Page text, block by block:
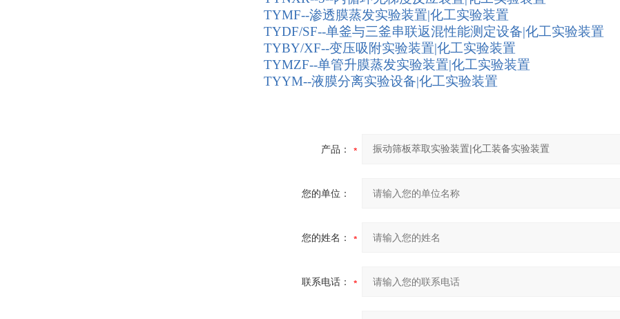
TYMF--渗透膜蒸发实验装置|化工实验装置
TYDF/SF--单釜与三釜串联返混性能测定设备|化工实验装置
TYBY/XF--变压吸附实验装置|化工实验装置
TYMZF--单管升膜蒸发实验装置|化工实验装置
TYYM--液膜分离实验设备|化工实验装置
产品：
您的单位：
您的姓名：
联系电话：